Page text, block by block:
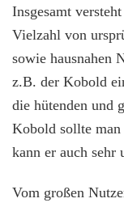
Insgesamt
Vielzahl von
sowie hausnahen
z.B. der Kobold
die hütenden und
Kobold sollte man
kann er auch sehr
Vom großen